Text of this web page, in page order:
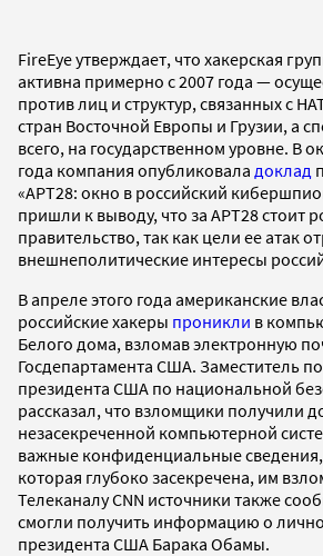
FireEye утверждает, что хакерская
активна примерно с 2007 года —
против лиц и структур, связанных с
стран Восточной Европы и Грузии, а
всего, на государственном уровне. В
года компания опубликовала доклад
«APT28: окно в российский
пришли к выводу, что за APT28 стоит
правительство, так как цели ее атак
внешнеполитические интересы
В апреле этого года американские
российские хакеры проникли в
Белого дома, взломав электронную
Госдепартамента США. Заместитель
президента США по национальной
рассказал, что взломщики получили
незасекреченной компьютерной
важные конфиденциальные сведения,
которая глубоко засекречена, им
Телеканалу CNN источники также
смогли получить информацию о
президента США Барака Обамы.